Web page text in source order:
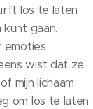
los te laten
gaan.
emoties
wist dat ze
mijn lichaam
om los te laten